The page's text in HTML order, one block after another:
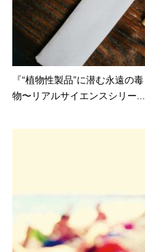
『“植物性製品”に潜む永遠の毒
物〜リアルサイエンスシリー...